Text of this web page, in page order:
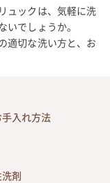
ュックは、気軽に洗
でしょうか。
適切な洗い方と、お
入れ方法
剤